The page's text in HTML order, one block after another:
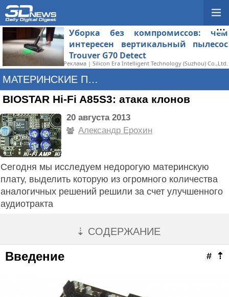
Уборка без компромиссов: чем
интересен вертикальный пылесос
Trouver G70 Detect
Реклама | Silicon Era Intelligent Technology (Suzhou) Co.,Ltd.
МАТЕРИНСКИЕ ПЛАТЫ
BIOSTAR Hi-Fi A85S3: атака клонов
20 августа 2013
Александр Ерохин
Сегодня мы исследуем недорогую материнскую
плату, выделить которую из огромного количества
аналогичных решений решили за счет улучшенного
аудиотракта
⇣ СОДЕРЖАНИЕ
⇡
#
Введение